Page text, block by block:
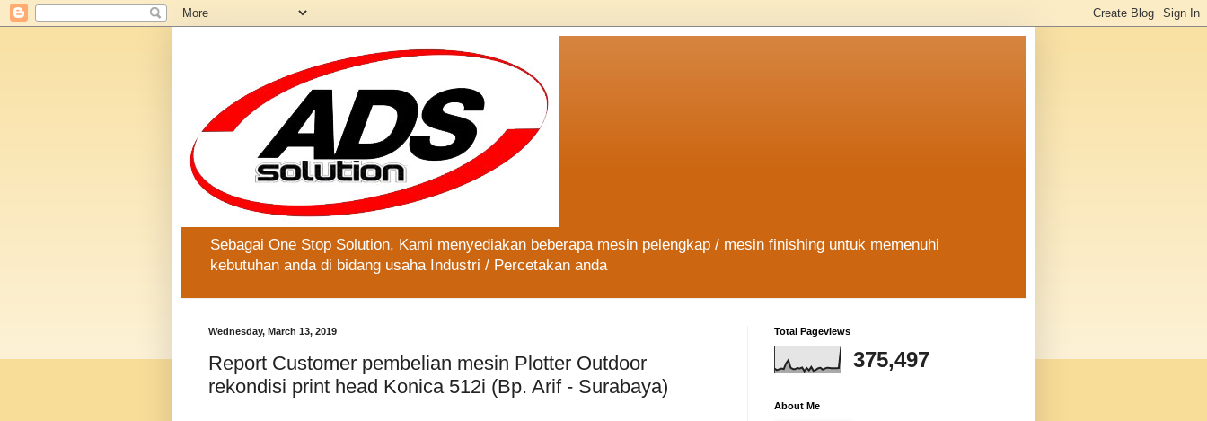
Sebagai One Stop Solution, Kami menyediakan beberapa mesin pelengkap / mesin finishing untuk memenuhi
kebutuhan anda di bidang usaha Industri / Percetakan anda
Wednesday, March 13, 2019
Report Customer pembelian mesin Plotter Outdoor
rekondisi print head Konica 512i (Bp. Arif - Surabaya)
Total Pageviews
375,497
About Me